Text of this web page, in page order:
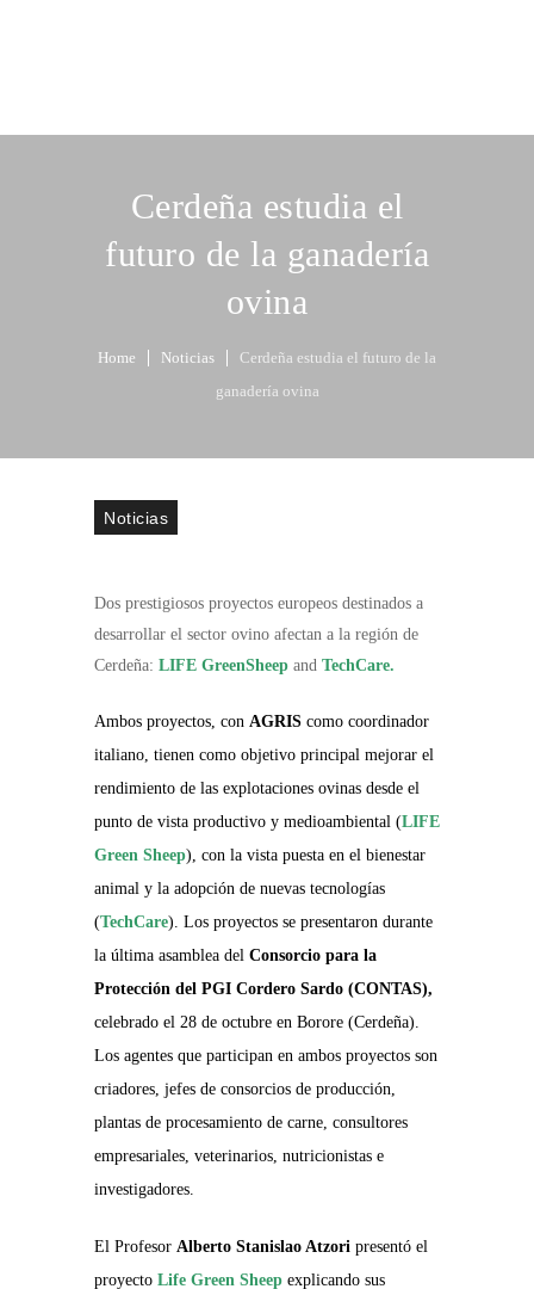
Cerdeña estudia el
futuro de la ganadería
ovina
Home Noticias
Cerdeña estudia el futuro de la
ganadería ovina
Noticias
Dos prestigiosos proyectos europeos destinados a
desarrollar el sector ovino afectan a la región de
Cerdeña: LIFE GreenSheep and TechCare.
Ambos proyectos, con AGRIS como coordinador
italiano, tienen como objetivo principal mejorar el
rendimiento de las explotaciones ovinas desde el
punto de vista productivo y medioambiental (LIFE
Green Sheep), con la vista puesta en el bienestar
animal y la adopción de nuevas tecnologías
(TechCare). Los proyectos se presentaron durante
la última asamblea del Consorcio para la
Protección del PGI Cordero Sardo (CONTAS),
celebrado el 28 de octubre en Borore (Cerdeña).
Los agentes que participan en ambos proyectos son
criadores, jefes de consorcios de producción,
plantas de procesamiento de carne, consultores
empresariales, veterinarios, nutricionistas e
investigadores.
El Profesor Alberto Stanislao Atzori presentó el
proyecto Life Green Sheep explicando sus